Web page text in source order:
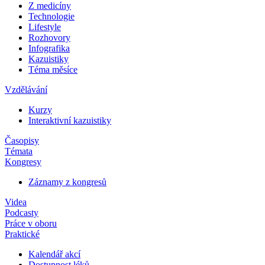
Z medicíny
Technologie
Lifestyle
Rozhovory
Infografika
Kazuistiky
Téma měsíce
Vzdělávání
Kurzy
Interaktivní kazuistiky
Časopisy
Témata
Kongresy
Záznamy z kongresů
Videa
Podcasty
Práce v oboru
Praktické
Kalendář akcí